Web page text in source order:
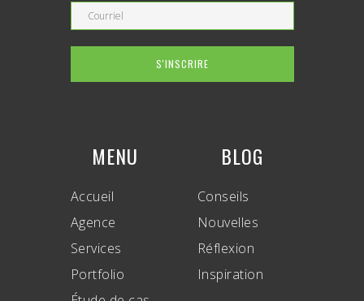
MENU
Accueil
Agence
Services
Portfolio
BLOG
Conseils
Nouvelles
Réflexion
Inspiration